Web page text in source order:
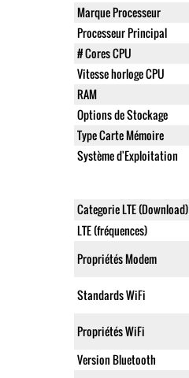
Marque Processeur
Processeur Principal
# Cores CPU
Vitesse horloge CPU
RAM
Options de Stockage
Type Carte Mémoire
Système d'Exploitation
Categorie LTE (Download)
LTE (fréquences)
Propriétés Modem
Standards WiFi
Propriétés WiFi
Version Bluetooth